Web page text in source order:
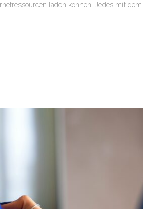
laden können. Jedes mit